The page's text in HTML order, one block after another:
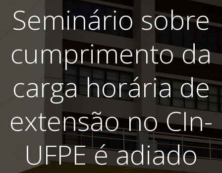
Seminário sobre
cumprimento da
carga horária de
extensão no CIn-
UFPE é adiado